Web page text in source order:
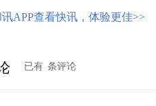
APP查看快讯，体验更佳>>
已有 条评论